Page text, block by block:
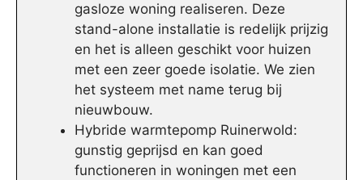
gasloze woning realiseren. Deze
stand-alone installatie is redelijk prijzig
en het is alleen geschikt voor huizen
met een zeer goede isolatie. We zien
het systeem met name terug bij
nieuwbouw.
Hybride warmtepomp Ruinerwold:
gunstig geprijsd en kan goed
functioneren in woningen met een